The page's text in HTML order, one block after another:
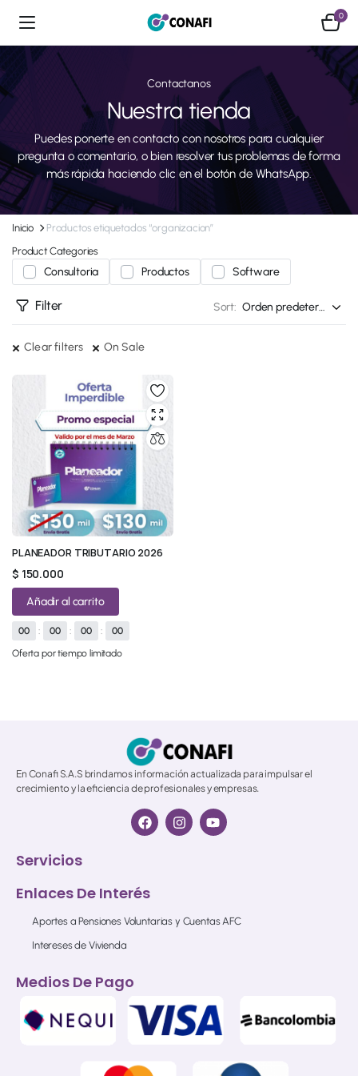
0
Contactanos
Nuestra tienda
Puedes ponerte en contacto con nosotros para cualquier
pregunta o comentario, o bien resolver tus problemas de forma
más rápida haciendo clic en el botón de WhatsApp.
Inicio
Productos etiquetados “organizacion”
Product Categories
Consultoria Productos Software
Filter Sort:
Clear filters On Sale
PLANEADOR TRIBUTARIO 2026
$ 150.000
Añadir al carrito
00 : 00 : 00 :
00
Oferta por tiempo limitado
En Conafi S.A.S brindamos información actualizada para impulsar el
crecimiento y la eficiencia de profesionales y empresas.
Servicios
Enlaces De Interés
Aportes a Pensiones Voluntarias y Cuentas AFC
Intereses de Vivienda
Medios De Pago